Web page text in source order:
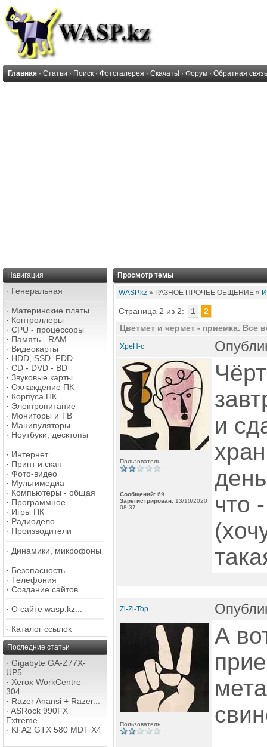
Главная · Статьи · Поиск · Фотогалерея · Скачать! · Форум · Обратная связь
Навигация
· Генеральная
· Материнские платы
· Контроллеры
· CPU - процессоры
· Память - RAM
· Видеокарты
· HDD, SSD, FDD
· CD - DVD - BD
· Звуковые карты
· Охлаждение ПК
· Корпуса ПК
· Электропитание
· Мониторы и ТВ
· Манипуляторы
· Ноутбуки, десктопы
· Интернет
· Принт и скан
· Фото-видео
· Мультимедиа
· Компьютеры - общая
· Программное
· Игры ПК
· Радиодело
· Производители
· Динамики, микрофоны
· Безопасность
· Телефония
· Создание сайтов
· О сайте wasp.kz...
· Каталог ссылок
Последние статьи
· Gigabyte GA-Z77X-
UP5...
· Xerox WorkCentre
304...
· Razer Anansi + Razer...
· ASRock 990FX
Extreme...
· KFA2 GTX 580 MDT X4
Просмотр темы
WASP.kz » РАЗНОЕ ПРОЧЕЕ ОБЩЕНИЕ »
Страница 2 из 2: 1
2
Цветмет и чермет - приемка. Все
XpeH-c
Пользователь
Сообщений: 69
Зарегистрирован: 13/10/2020
08:37
и
что
Zi-Zi-Top
Пользователь
А